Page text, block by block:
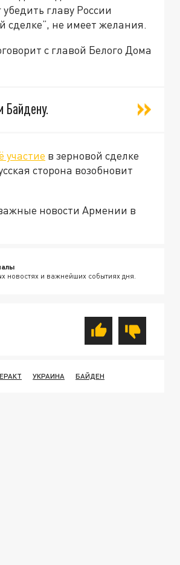
главу России
сделке”, не имеет желания.
с главой Белого Дома
Байдену.
участие в зерновой сделке
сторона возобновит
новости Армении в
новостях и важнейших событиях дня.
УКРАИНА БАЙДЕН